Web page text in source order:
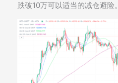
跌破10万可以适当的减仓避险。